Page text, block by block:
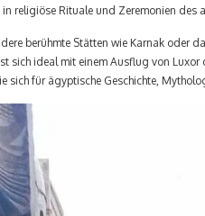
in religiöse Rituale und Zeremonien des
berühmte Stätten wie Karnak oder
sich ideal mit einem Ausflug von
sich für ägyptische Geschichte,